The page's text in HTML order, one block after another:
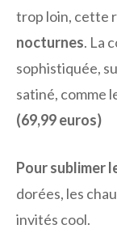
trop loin, cette
nocturnes. La
sophistiquée,
satiné, comme
(69,99 euros)
Pour sublimer
dorées, les
invités cool.